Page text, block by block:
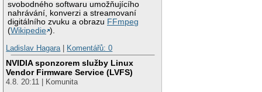
svobodného softwaru umožňujícího
nahrávání, konverzi a streamovaní
digitálního zvuku a obrazu FFmpeg
(Wikipedie ).
Ladislav Hagara
Komentářů: 0
NVIDIA sponzorem služby Linux
Vendor Firmware Service (LVFS)
4.8. 20:11 | Komunita